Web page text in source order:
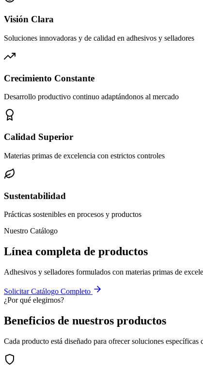
Visión Clara
Soluciones innovadoras y de calidad en adhesivos y selladores
Crecimiento Constante
Desarrollo productivo continuo adaptándonos al mercado
Calidad Superior
Materias primas de excelencia con estrictos controles
Sustentabilidad
Prácticas sostenibles en procesos y productos
Nuestro Catálogo
Línea completa de productos
Adhesivos y selladores formulados con materias primas de
Solicitar Catálogo Completo
¿Por qué elegirnos?
Beneficios de nuestros productos
Cada producto está diseñado para ofrecer soluciones